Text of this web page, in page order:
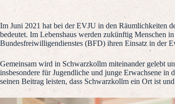
Im Juni 2021 hat bei der EVJU in den Räumlichkeiten
bedeutet. Im Lebenshaus werden zukünftig Menschen
Bundesfreiwilligendienstes (BFD) ihren Einsatz in der
Gemeinsam wird in Schwarzkollm miteinander gelebt
insbesondere für Jugendliche und junge Erwachsene in
seinen Beitrag leisten, dass Schwarzkollm ein Ort ist